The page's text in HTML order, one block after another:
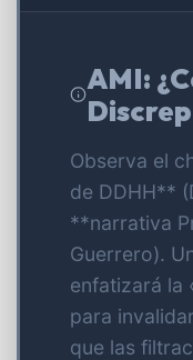
AMI:
Observa el
de DDHH**
**narrativa
Guerrero).
enfatizará la
para
que las